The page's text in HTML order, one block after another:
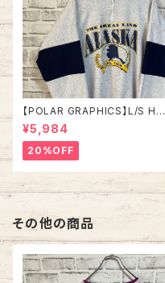
【POLAR GRAPHICS】L/S Hal
fZip Sweat XL Made in US
A 90s “ALASKA” スーベニア
ハーフジップスウェット トレーナ
ー アラスカ お土産モノ vintag
e ヴィンテージ アメリカ USA
古着
¥5,984
20%OFF
その他の商品